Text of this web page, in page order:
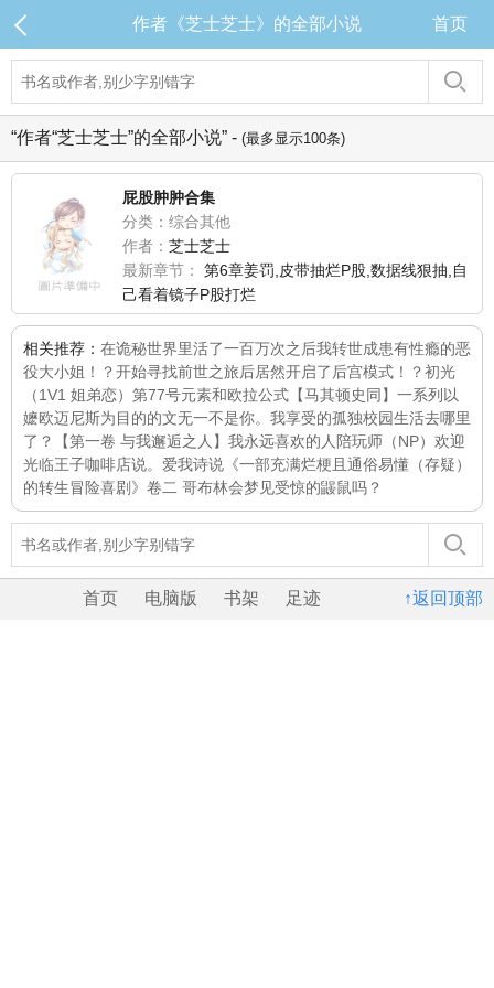
作者《芝士芝士》的全部小说 首页
“作者“芝士芝士”的全部小说” - (最多显示100条)
屁股肿肿合集
分类：综合其他
作者： 芝士芝士
最新章节：
第6章姜罚,皮带抽烂P股,数据线狠抽,自
己看着镜子P股打烂
相关推荐： 在诡秘世界里活了一百万次之后我转世成患有性瘾的恶
役大小姐！？开始寻找前世之旅后居然开启了后宫模式！？初光
（1V1 姐弟恋） 第77号元素和欧拉公式 【马其顿史同】一系列以
嬷欧迈尼斯为目的的文无一不是你。 我享受的孤独校园生活去哪里
了？【第一卷 与我邂逅之人】 我永远喜欢的人 陪玩师（NP） 欢迎
光临王子咖啡店说。爱我诗说 《一部充满烂梗且通俗易懂（存疑）
的转生冒险喜剧》卷二 哥布林会梦见受惊的鼹鼠吗？
↑返回顶部
首页 电脑版 书架 足迹